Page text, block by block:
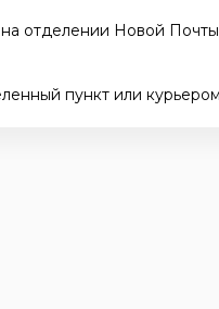
отделении Новой
пункт или